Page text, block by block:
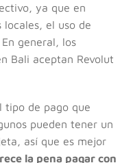
ya que en
locales, el uso de
general, los
Bali aceptan Revolut
tipo de pago que
pueden tener un
así que es mejor
la pena pagar con